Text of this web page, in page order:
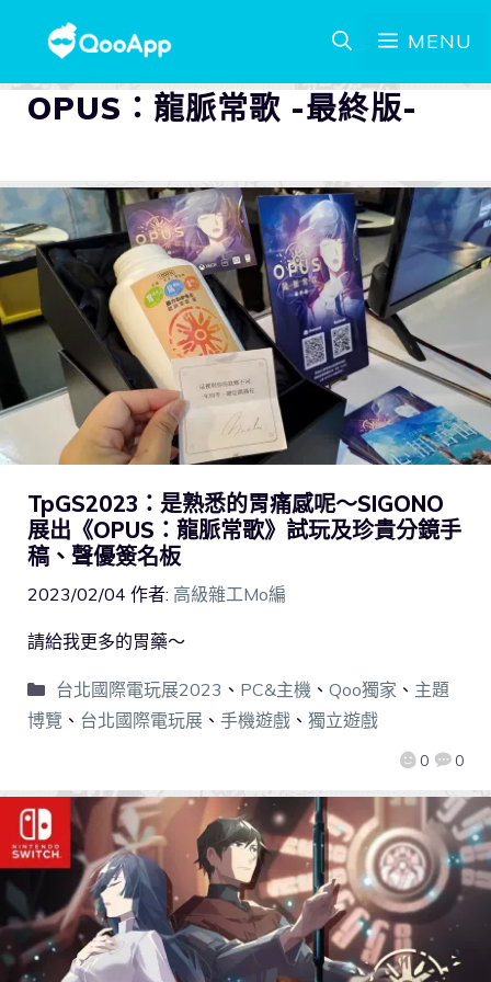
MENU
OPUS：龍脈常歌 -最終版-
TpGS2023：是熟悉的胃痛感呢～SIGONO
展出《OPUS：龍脈常歌》試玩及珍貴分鏡手
稿、聲優簽名板
2023/02/04 作者: 高級雜工Mo編
0 0
請給我更多的胃藥～
台北國際電玩展2023 、 PC&主機、 Qoo獨家 、 主題
博覽 、 台北國際電玩展 、 手機遊戲 、 獨立遊戲